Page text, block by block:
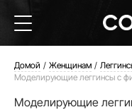
Домой Женщинам
Моделирующие леггинсы с
Моделирующие